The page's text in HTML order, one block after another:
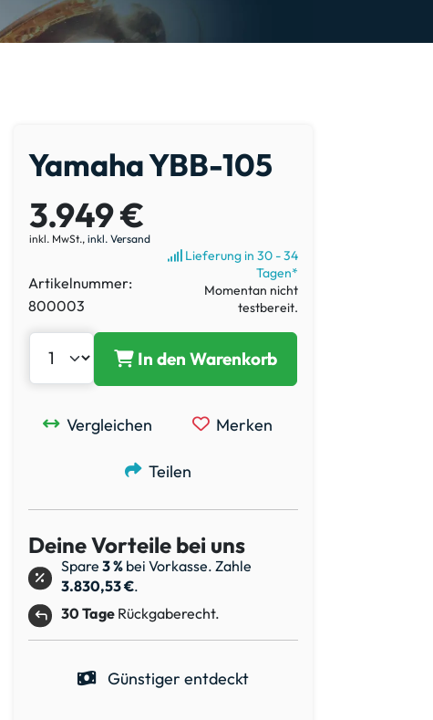
Yamaha YBB-105
3.949 €
inkl. MwSt., inkl. Versand
Artikelnummer:
800003
Lieferung in 30 - 34
Tagen*
Momentan nicht
testbereit.
In den Warenkorb
Vergleichen Merken
Teilen
Deine Vorteile bei uns
Spare 3 % bei Vorkasse. Zahle
3.830,53 €.
30 Tage Rückgaberecht.
Günstiger entdeckt